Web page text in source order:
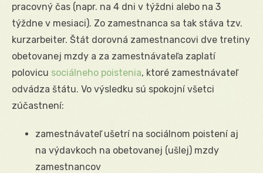
pracovný čas (napr. na 4 dni v týždni alebo na 3
týždne v mesiaci). Zo zamestnanca sa tak stáva tzv.
kurzarbeiter. Štát dorovná zamestnancovi dve tretiny
obetovanej mzdy a za zamestnávateľa zaplatí
polovicu sociálneho poistenia, ktoré zamestnávateľ
odvádza štátu. Vo výsledku sú spokojní všetci
zúčastnení:
zamestnávateľ ušetrí na sociálnom poistení aj
na výdavkoch na obetovanej (ušlej) mzdy
zamestnancov